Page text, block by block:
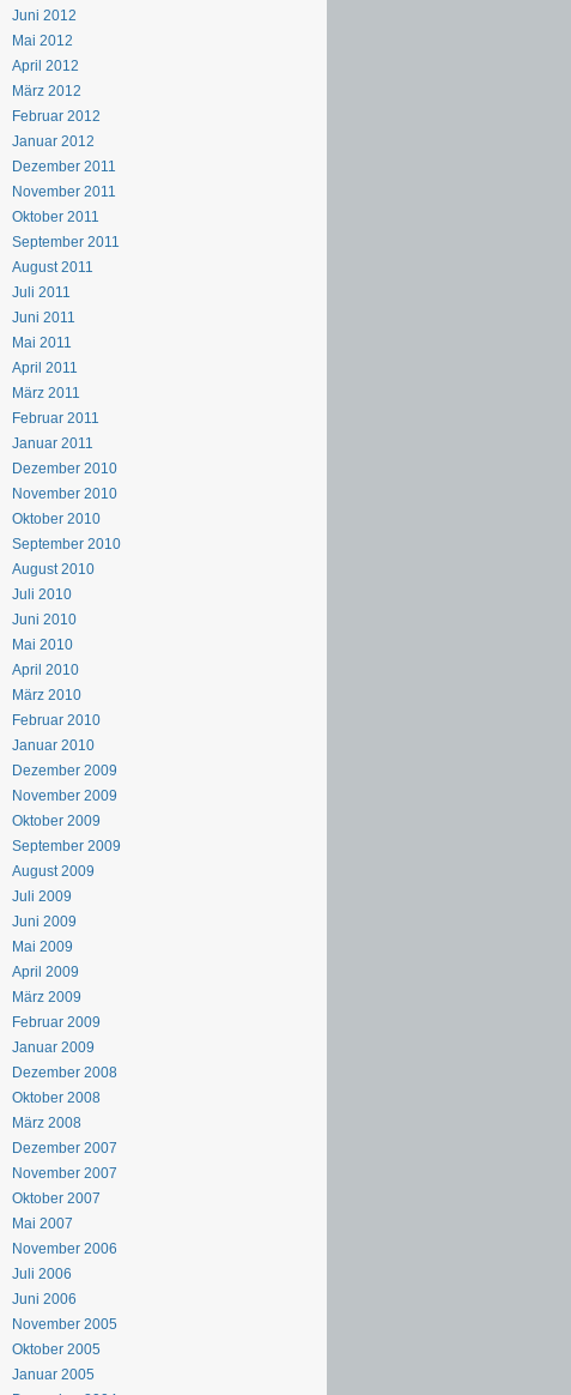
Juni 2012
Mai 2012
April 2012
März 2012
Februar 2012
Januar 2012
Dezember 2011
November 2011
Oktober 2011
September 2011
August 2011
Juli 2011
Juni 2011
Mai 2011
April 2011
März 2011
Februar 2011
Januar 2011
Dezember 2010
November 2010
Oktober 2010
September 2010
August 2010
Juli 2010
Juni 2010
Mai 2010
April 2010
März 2010
Februar 2010
Januar 2010
Dezember 2009
November 2009
Oktober 2009
September 2009
August 2009
Juli 2009
Juni 2009
Mai 2009
April 2009
März 2009
Februar 2009
Januar 2009
Dezember 2008
Oktober 2008
März 2008
Dezember 2007
November 2007
Oktober 2007
Mai 2007
November 2006
Juli 2006
Juni 2006
November 2005
Oktober 2005
Januar 2005